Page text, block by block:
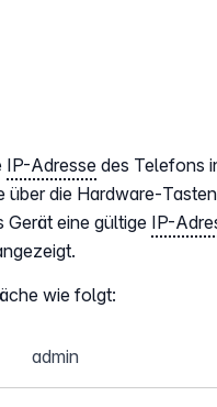
IP-Adresse des Telefons
über die Hardware-
Gerät eine gültige IP-
wie folgt:
admin